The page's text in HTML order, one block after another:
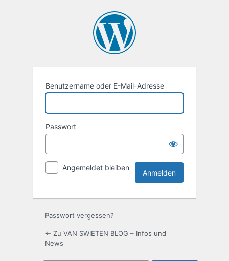
Benutzername oder E-Mail-Adresse
Passwort
Angemeldet bleiben
Passwort vergessen?
← Zu VAN SWIETEN BLOG – Infos und
News